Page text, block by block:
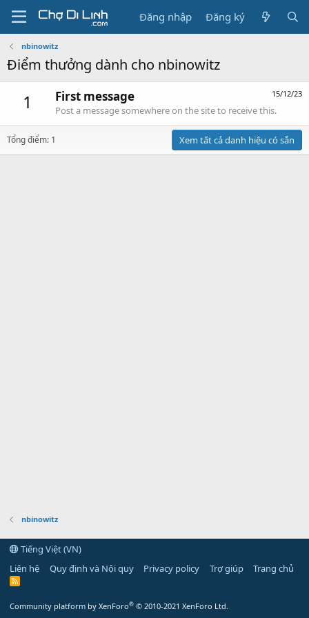
Đăng nhập Đăng ký
nbinowitz
Điểm thưởng dành cho nbinowitz
1 15/12/23
First message
Post a message somewhere on the site to receive this.
Tổng điểm: 1 Xem tất cả danh hiệu có sẵn
nbinowitz
Tiếng Việt (VN)
Liên hệ
Quy định và Nội quy Privacy policy Trợ giúp Trang chủ
R
Community platform by XenForo® © 2010-2021 XenForo Ltd.